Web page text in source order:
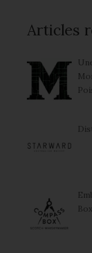
Articles
Box